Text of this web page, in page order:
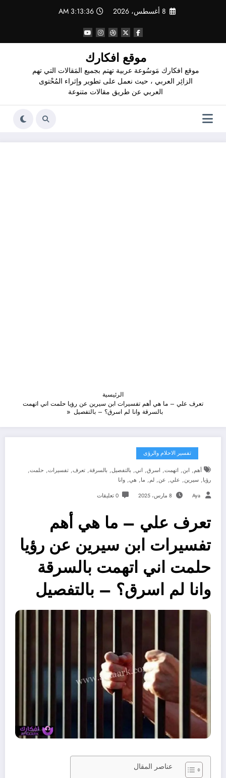
8 أغسطس، 2026 3:13:37 AM
موقع افكارك
موقع افكارك مَوسُوعة عربية تهتم بجميع المَقالات التي تهم
الزائِر العربي ، حيث نعمل على تطوير وإثراء المُحْتوى
العربي عن طريق مقالات متنوعة
الرئيسية
تعرف علي – ما هي أهم تفسيرات ابن سيرين عن رؤيا حلمت اني اتهمت
بالسرقة وانا لم اسرق؟ – بالتفصيل
تفسير الاحلام والرؤى
أهم, ابن, اتهمت, اسرق, اني, بالتفصيل, بالسرقة, تعرف, تفسيرات, حلمت,
رؤيا, سيرين, علي, عن, لم, ما, هي, وانا
Aya 8 مارس، 2025 0 تعليقات
تعرف علي – ما هي أهم
تفسيرات ابن سيرين عن رؤيا
حلمت اني اتهمت بالسرقة
وانا لم اسرق؟ – بالتفصيل
عناصر المقال